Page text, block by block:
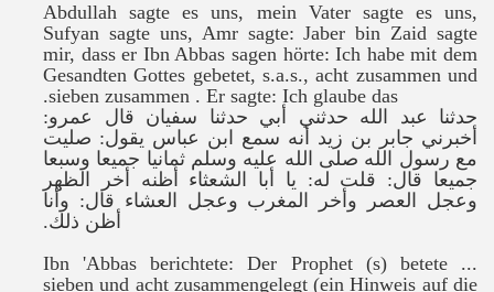
Abdullah sagte es uns, mein Vater sagte es uns,
Sufyan sagte uns, Amr sagte: Jaber bin Zaid sagte
mir, dass er Ibn Abbas sagen hörte: Ich habe mit dem
Gesandten Gottes gebetet, s.a.s., acht zusammen und
sieben zusammen . Er sagte: Ich glaube das.
حدثنا عبد الله حدثني أبي حدثنا سفيان قال عمرو:
أخبرني جابر بن زيد أنه سمع ابن عباس يقول: صليت
مع رسول الله صلى الله عليه وسلم ثمانيا جميعا وسبعا
جميعا قال: قلت له: يا أبا الشعثاء أظنه أخر الظهر
وعجل العصر وأخر المغرب وعجل العشاء قال: وأنا
أظن ذلك.
... Ibn 'Abbas berichtete: Der Prophet (s) betete
sieben und acht zusammengelegt (ein Hinweis auf die